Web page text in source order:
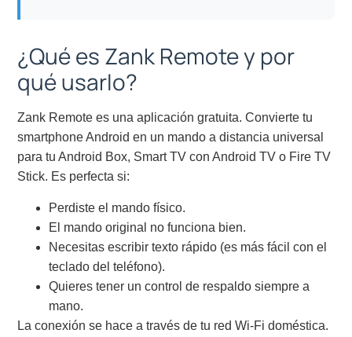
¿Qué es Zank Remote y por
qué usarlo?
Zank Remote es una aplicación gratuita. Convierte tu
smartphone Android en un mando a distancia universal
para tu Android Box, Smart TV con Android TV o Fire TV
Stick. Es perfecta si:
Perdiste el mando físico.
El mando original no funciona bien.
Necesitas escribir texto rápido (es más fácil con el
teclado del teléfono).
Quieres tener un control de respaldo siempre a
mano.
La conexión se hace a través de tu red Wi-Fi doméstica.